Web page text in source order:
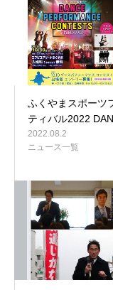
ふくやまスポーツ
ティバル2022
2022.08.2
ニュース一覧